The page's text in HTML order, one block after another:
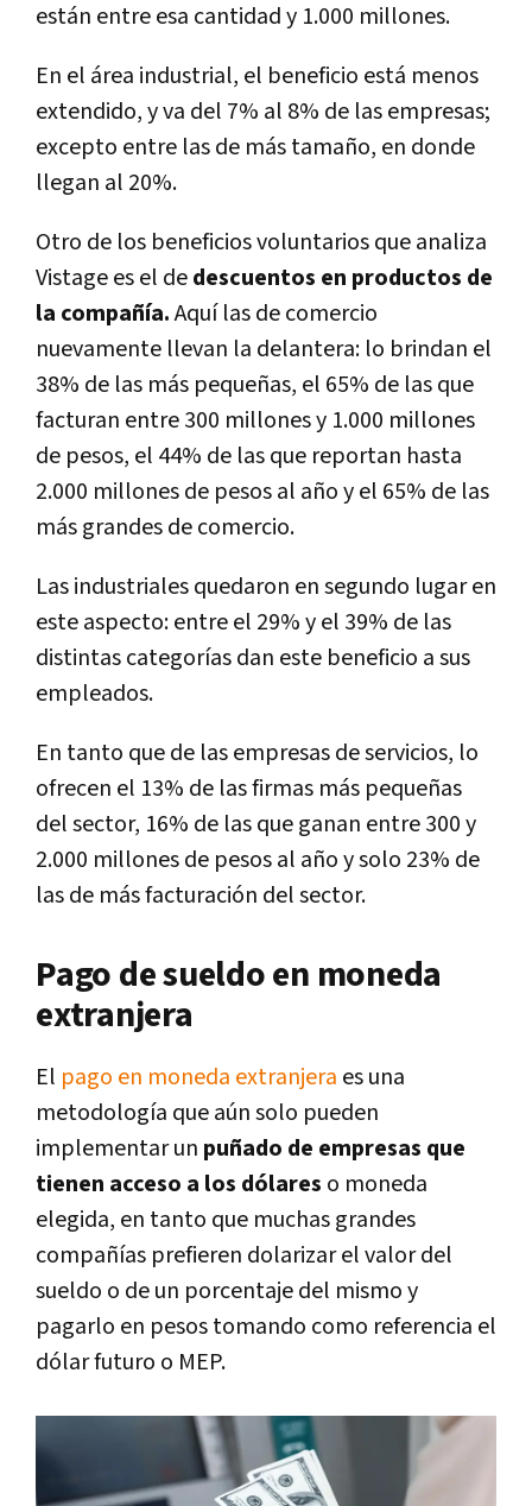
están entre esa cantidad y 1.000 millones.
En el área industrial, el beneficio está menos
extendido, y va del 7% al 8% de las empresas;
excepto entre las de más tamaño, en donde
llegan al 20%.
Otro de los beneficios voluntarios que analiza
Vistage es el dedescuentos en productos de
la compañía.Aquí las de comercio
nuevamente llevan la delantera: lo brindan el
38% de las más pequeñas, el 65% de las que
facturan entre 300 millones y 1.000 millones
de pesos, el 44% de las que reportan hasta
2.000 millones de pesos al año y el 65% de las
más grandes de comercio.
Las industriales quedaron en segundo lugar en
este aspecto: entre el 29% y el 39% de las
distintas categorías dan este beneficio a sus
empleados.
En tanto que de las empresas de servicios, lo
ofrecen el 13% de las firmas más pequeñas
del sector, 16% de las que ganan entre 300 y
2.000 millones de pesos al año y solo 23% de
las de más facturación del sector.
Pago de sueldo en moneda
extranjera
El pago en moneda extranjera es una
metodología que aún solo pueden
implementar un puñado de empresas que
tienen acceso a los dólares o moneda
elegida, en tanto que muchas grandes
compañías prefieren dolarizar el valor del
sueldo o de un porcentaje del mismo y
pagarlo en pesos tomando como referencia el
dólar futuro o MEP.